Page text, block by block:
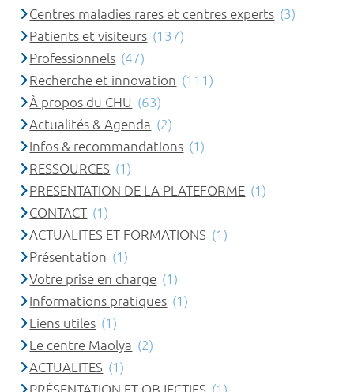
Centres maladies rares et centres experts (3)
Patients et visiteurs (137)
Professionnels (47)
Recherche et innovation (111)
À propos du CHU (63)
Actualités & Agenda (2)
Infos & recommandations (1)
RESSOURCES (1)
PRESENTATION DE LA PLATEFORME (1)
CONTACT (1)
ACTUALITES ET FORMATIONS (1)
Présentation (1)
Votre prise en charge (1)
Informations pratiques (1)
Liens utiles (1)
Le centre Maolya (2)
ACTUALITES (1)